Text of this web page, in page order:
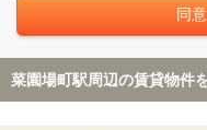
菜園場町駅周辺の賃貸物件